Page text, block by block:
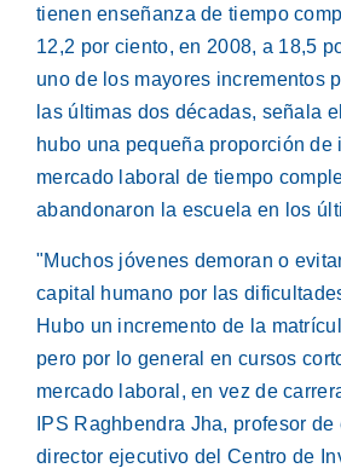
tienen enseñanza de tiempo
12,2 por ciento, en 2008, a 18,5
uno de los mayores incrementos
las últimas dos décadas, señala
hubo una pequeña proporción de
mercado laboral de tiempo
abandonaron la escuela en los
"Muchos jóvenes demoran o
capital humano por las
Hubo un incremento de la
pero por lo general en cursos
mercado laboral, en vez de
IPS Raghbendra Jha, profesor
director ejecutivo del Centro de